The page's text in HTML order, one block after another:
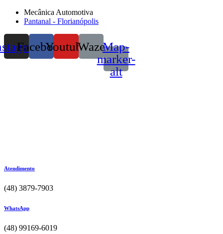
Mecânica Automotiva
Pantanal - Florianópolis
FacebookYoutubeWazeMap-
marker-
alt
Atendimento
(48) 3879-7903
WhatsApp
(48) 99169-6019